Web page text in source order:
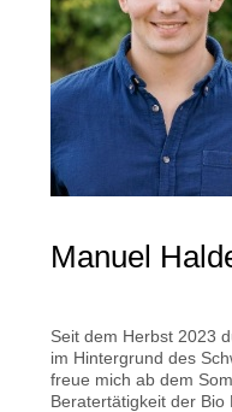
Manuel
Seit dem Herbst 2023
im Hintergrund des
freue mich ab dem
Beratertätigkeit der Bio